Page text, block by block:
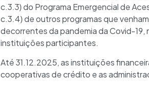
c.3.3) do Programa Emergencial de
c.3.4) de outros programas que
decorrentes da pandemia da Covid-19,
instituições participantes.
Até 31.12.2025, as instituições
cooperativas de crédito e as